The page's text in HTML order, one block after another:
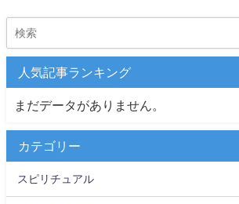
人気記事ランキング
まだデータがありません。
カテゴリー
スピリチュアル